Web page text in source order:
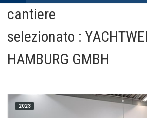
cantiere
selezionato :
HAMBURG GMBH
2023